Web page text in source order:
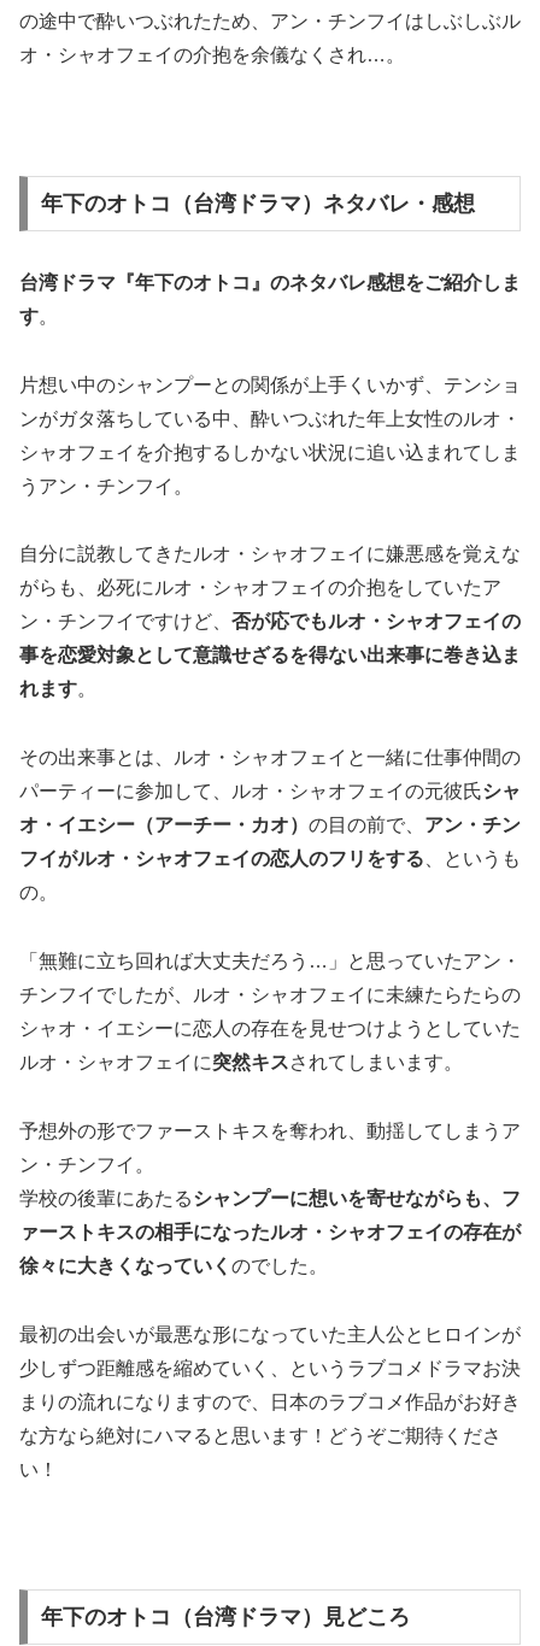
の途中で酔いつぶれたため、アン・チンフイはしぶしぶル
オ・シャオフェイの介抱を余儀なくされ…。
年下のオトコ（台湾ドラマ）ネタバレ・感想
台湾ドラマ『年下のオトコ』のネタバレ感想をご紹介しま
す。
片想い中のシャンプーとの関係が上手くいかず、テンショ
ンがガタ落ちしている中、酔いつぶれた年上女性のルオ・
シャオフェイを介抱するしかない状況に追い込まれてしま
うアン・チンフイ。
自分に説教してきたルオ・シャオフェイに嫌悪感を覚えな
がらも、必死にルオ・シャオフェイの介抱をしていたア
ン・チンフイですけど、 否が応でもルオ・シャオフェイの
事を恋愛対象として意識せざるを得ない出来事に巻き込ま
れます。
その出来事とは、ルオ・シャオフェイと一緒に仕事仲間の
パーティーに参加して、ルオ・シャオフェイの元彼氏シャ
オ・イエシー（アーチー・カオ） の目の前で、 アン・チン
フイがルオ・シャオフェイの恋人のフリをする 、というも
の。
「無難に立ち回れば大丈夫だろう…」と思っていたアン・
チンフイでしたが、ルオ・シャオフェイに未練たらたらの
シャオ・イエシーに恋人の存在を見せつけようとしていた
ルオ・シャオフェイに突然キスされてしまいます。
予想外の形でファーストキスを奪われ、動揺してしまうア
ン・チンフイ。
学校の後輩にあたるシャンプーに想いを寄せながらも、フ
ァーストキスの相手になったルオ・シャオフェイの存在が
徐々に大きくなっていく のでした。
最初の出会いが最悪な形になっていた主人公とヒロインが
少しずつ距離感を縮めていく、というラブコメドラマお決
まりの流れになりますので、日本のラブコメ作品がお好き
な方なら絶対にハマると思います！どうぞご期待くださ
い！
年下のオトコ（台湾ドラマ）見どころ